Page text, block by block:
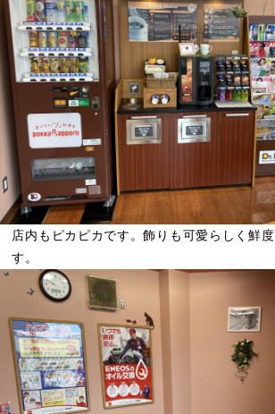
店内もピカピカです。飾りも可愛らしく鮮
す。